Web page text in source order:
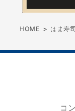
HOME > はま寿
コ